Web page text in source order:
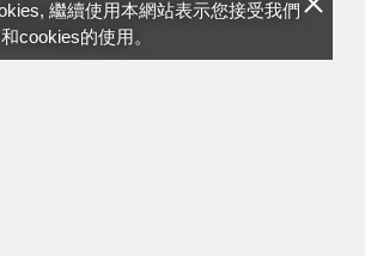
繼續使用本網站表示您接受我們
和cookies的使用。